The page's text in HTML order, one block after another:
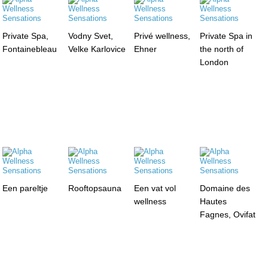
Private Spa,
Fontainebleau
Vodny Svet,
Velke Karlovice
Privé wellness,
Ehner
Private Spa in
the north of
London
Een pareltje Rooftopsauna
Een vat vol
wellness
Domaine des
Hautes
Fagnes, Ovifat